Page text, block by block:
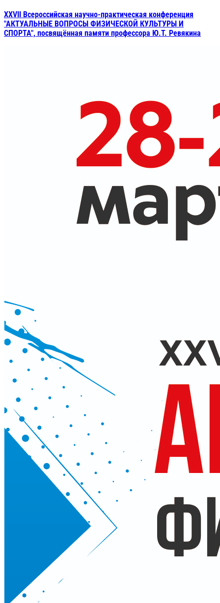
XXVII Всероссийская научно-практическая конференция
"АКТУАЛЬНЫЕ ВОПРОСЫ ФИЗИЧЕСКОЙ КУЛЬТУРЫ И
СПОРТА", посвящённая памяти профессора Ю.Т. Ревякина